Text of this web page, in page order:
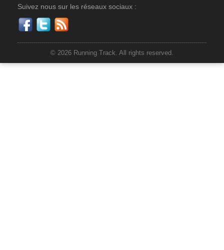
Suivez nous sur les réseaux sociaux :
© 2026 Running Track. All rights reserved.